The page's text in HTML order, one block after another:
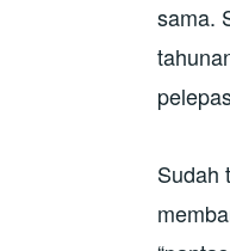
sama.
Sudah